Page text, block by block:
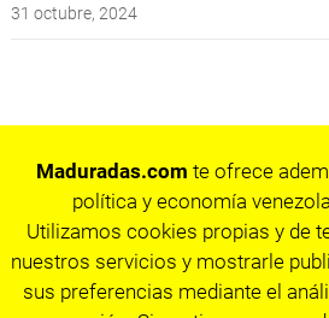
31 octubre, 2024
Maduradas.com te ofrece
política y economía
Utilizamos cookies propias y de
nuestros servicios y mostrarle
sus preferencias mediante el